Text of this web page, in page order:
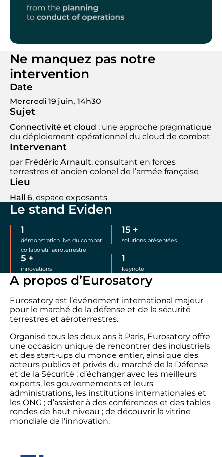
Ne manquez pas notre
intervention
Date
Mercredi 19 juin, 14h30
Sujet
Connectivité et cloud : une approche pragmatique
du déploiement opérationnel du cloud de combat
Intervenant
par Frédéric Arnault, consultant en forces
terrestres et ancien colonel de l’armée française
Lieu
Hall 6, espace exposants
Le stand Eviden
1
démonstration live du combat
collaboratif aéroterrestre
15 +
solutions présentées
5 +
innovations
1
keynote
A propos d’Eurosatory
Eurosatory est l’événement international majeur
pour le marché de la défense et de la sécurité
terrestres et aéroterrestres.
Organisé tous les deux ans à Paris, Eurosatory offre
une occasion unique de rencontrer des industriels
et des start-ups du monde entier, ainsi que des
acteurs publics et privés du marché de la Défense
et de la Sécurité ; d’échanger avec les meilleurs
experts, les gouvernements et leurs
administrations, les institutions internationales et
les ONG ; d’assister à des conférences et des tables
rondes de haut niveau ; de découvrir la vitrine
mondiale de l’innovation.